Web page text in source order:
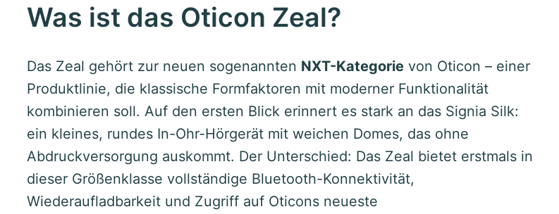
Was ist das Oticon Zeal?
Das Zeal gehört zur neuen sogenannten NXT-Kategorievon Oticon – einer
Produktlinie, die klassische Formfaktoren mit moderner Funktionalität
kombinieren soll. Auf den ersten Blick erinnert es stark an das Signia Silk:
ein kleines, rundes In-Ohr-Hörgerät mit weichen Domes, das ohne
Abdruckversorgung auskommt. Der Unterschied: Das Zeal bietet erstmals in
dieser Größenklasse vollständige Bluetooth-Konnektivität,
Wiederaufladbarkeit und Zugriff auf Oticons neueste